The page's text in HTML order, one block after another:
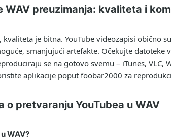
WAV preuzimanja: kvaliteta i
, kvaliteta je bitna. YouTube videozapisi obično
smanjujući artefakte. Očekujte datoteke
se na gotovo svemu – iTunes,
aplikacije poput foobar2000 za
o pretvaranju YouTubea u WAV
WAV?